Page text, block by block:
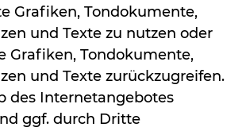
Grafiken, Tondokumente,
und Texte zu nutzen oder
Grafiken, Tondokumente,
und Texte zurückzugreifen.
des Internetangebotes
ggf. durch Dritte